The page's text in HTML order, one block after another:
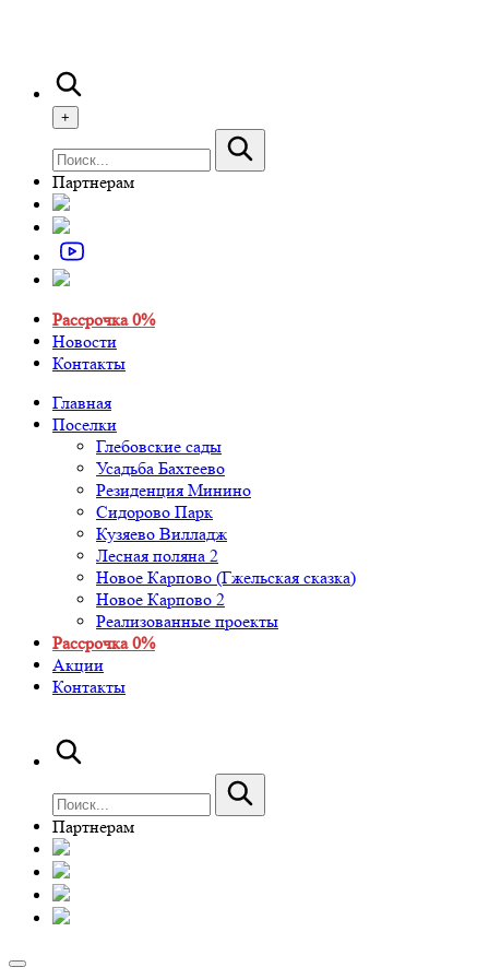
+
Партнерам
Рассрочка 0%
Новости
Контакты
Главная
Поселки
Глебовские сады
Усадьба Бахтеево
Резиденция Минино
Сидорово Парк
Кузяево Вилладж
Лесная поляна 2
Новое Карпово (Гжельская сказка)
Новое Карпово 2
Реализованные проекты
Рассрочка 0%
Акции
Контакты
Партнерам